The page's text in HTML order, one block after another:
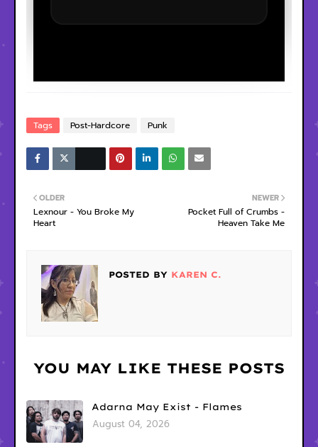
Tags Post-Hardcore Punk
NEWER
Pocket Full of Crumbs -
Heaven Take Me
OLDER
Lexnour - You Broke My
Heart
POSTED BY KAREN C.
YOU MAY LIKE THESE POSTS
Adarna May Exist - Flames
August 04, 2026